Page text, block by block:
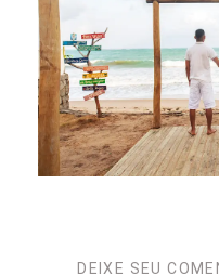
DEIXE SEU